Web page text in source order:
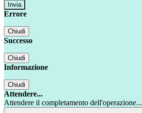
Errore
Chiudi
Successo
Chiudi
Informazione
Chiudi
Attendere...
Attendere il completamento dell'operazione...